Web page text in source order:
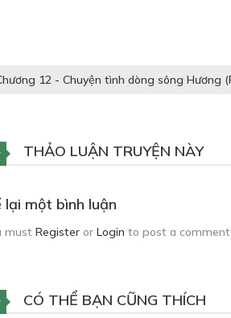
THẢO LUẬN TRUYỆN NÀY
lại một bình luận
must Register or Login to post a comment.
CÓ THỂ BẠN CŨNG THÍCH